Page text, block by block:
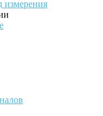
измерения